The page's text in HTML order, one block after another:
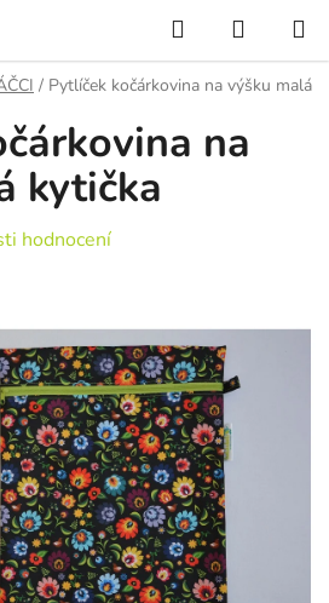
Hledat
KOŠÍK
/ Pytlíček kočárkovina na výšku malá
na
kytička
hodnocení